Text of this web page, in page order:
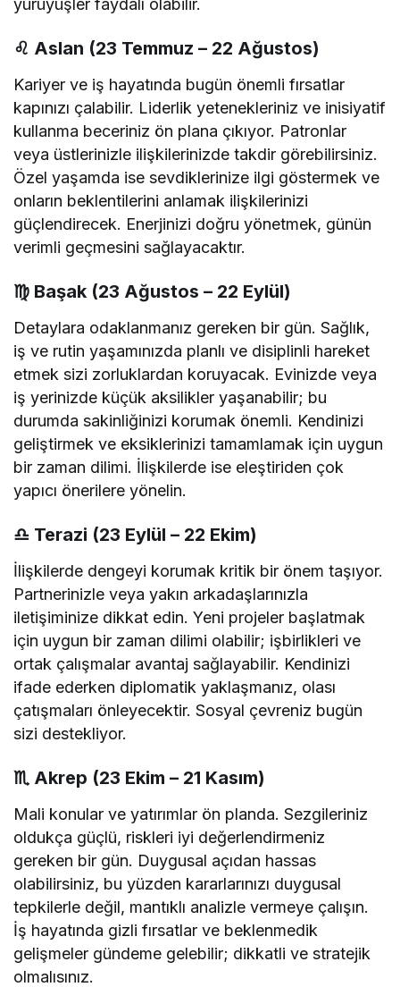
yürüyüşler faydalı olabilir.
♌ Aslan (23 Temmuz – 22 Ağustos)
Kariyer ve iş hayatında bugün önemli fırsatlar
kapınızı çalabilir. Liderlik yetenekleriniz ve inisiyatif
kullanma beceriniz ön plana çıkıyor. Patronlar
veya üstlerinizle ilişkilerinizde takdir görebilirsiniz.
Özel yaşamda ise sevdiklerinize ilgi göstermek ve
onların beklentilerini anlamak ilişkilerinizi
güçlendirecek. Enerjinizi doğru yönetmek, günün
verimli geçmesini sağlayacaktır.
♍ Başak (23 Ağustos – 22 Eylül)
Detaylara odaklanmanız gereken bir gün. Sağlık,
iş ve rutin yaşamınızda planlı ve disiplinli hareket
etmek sizi zorluklardan koruyacak. Evinizde veya
iş yerinizde küçük aksilikler yaşanabilir; bu
durumda sakinliğinizi korumak önemli. Kendinizi
geliştirmek ve eksiklerinizi tamamlamak için uygun
bir zaman dilimi. İlişkilerde ise eleştiriden çok
yapıcı önerilere yönelin.
♎ Terazi (23 Eylül – 22 Ekim)
İlişkilerde dengeyi korumak kritik bir önem taşıyor.
Partnerinizle veya yakın arkadaşlarınızla
iletişiminize dikkat edin. Yeni projeler başlatmak
için uygun bir zaman dilimi olabilir; işbirlikleri ve
ortak çalışmalar avantaj sağlayabilir. Kendinizi
ifade ederken diplomatik yaklaşmanız, olası
çatışmaları önleyecektir. Sosyal çevreniz bugün
sizi destekliyor.
♏ Akrep (23 Ekim – 21 Kasım)
Mali konular ve yatırımlar ön planda. Sezgileriniz
oldukça güçlü, riskleri iyi değerlendirmeniz
gereken bir gün. Duygusal açıdan hassas
olabilirsiniz, bu yüzden kararlarınızı duygusal
tepkilerle değil, mantıklı analizle vermeye çalışın.
İş hayatında gizli fırsatlar ve beklenmedik
gelişmeler gündeme gelebilir; dikkatli ve stratejik
olmalısınız.